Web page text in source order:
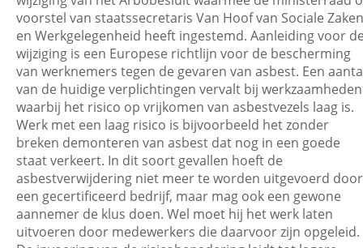
voorstel van staatssecretaris Van Hoof van Sociale Zaken
en Werkgelegenheid heeft ingestemd. Aanleiding voor
wijziging is een Europese richtlijn voor de bescherming
van werknemers tegen de gevaren van asbest. Een
van de huidige verplichtingen vervalt bij werkzaamheden
waarbij het risico op vrijkomen van asbestvezels laag is.
Werk met een laag risico is bijvoorbeeld het zonder
breken demonteren van asbest dat nog in een goede
staat verkeert. In dit soort gevallen hoeft de
asbestverwijdering niet meer te worden uitgevoerd door
een gecertificeerd bedrijf, maar mag ook een gewone
aannemer de klus doen. Wel moet hij het werk laten
uitvoeren door medewerkers die daarvoor zijn opgeleid.